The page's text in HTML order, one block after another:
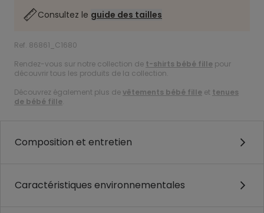
Consultez le guide des tailles
Ref. 86861_C1680
Rendez-vous sur notre collection de t-shirts bébé fille pour
découvrir tous les produits de la collection.
Découvrez également plus devêtements bébé fille et tenues
de bébé fille.
Composition et entretien
Caractéristiques environnementales